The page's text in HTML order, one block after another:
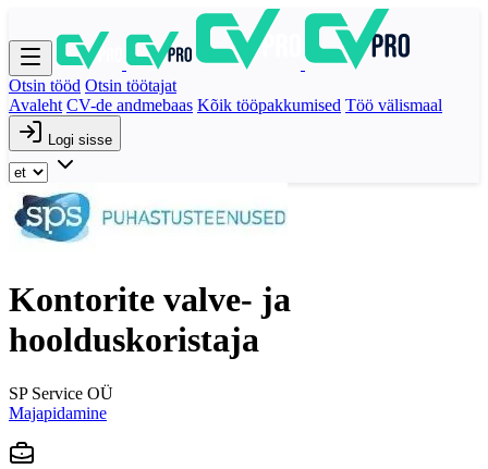
Otsin tööd Otsin töötajat
Avaleht CV-de andmebaas Kõik tööpakkumised Töö välismaal
Logi sisse
Kontorite valve- ja
hoolduskoristaja
SP Service OÜ
Majapidamine